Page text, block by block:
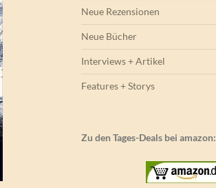
Neue Rezensionen
Neue Bücher
Interviews + Artikel
Features + Storys
Zu den Tages-Deals bei amazon: